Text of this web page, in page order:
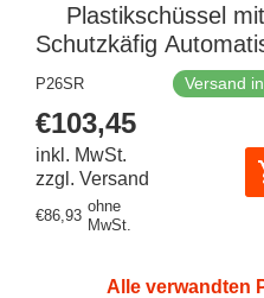
Plastikschüssel mit
Schutzkäfig
(geschlossen ohne
Druck) Futura 4
P26SR Versand
Regulärer
Preis
€103,45
inkl. MwSt.
zzgl. Versand
Regulärer
€86,93
ohne
MwSt.
Alle verwandten